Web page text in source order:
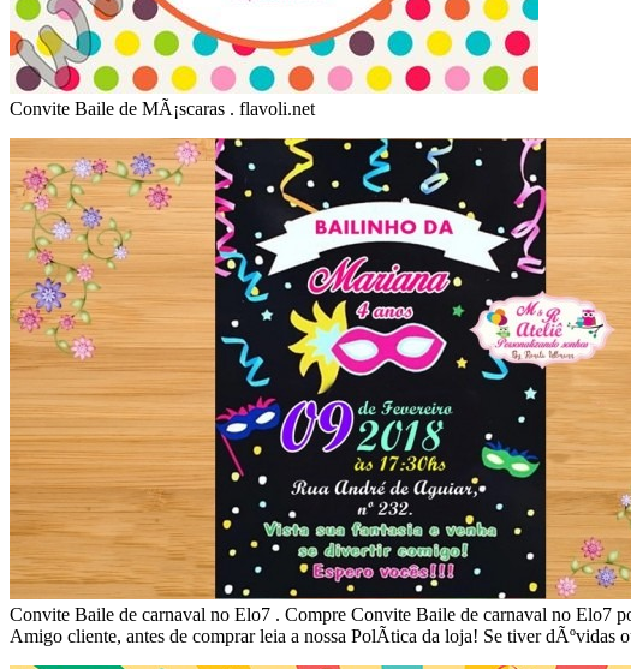
Convite Baile de MÃ¡scaras . flavoli.net
Convite Baile de carnaval no Elo7 . Compre Convite Baile de carnaval no Elo7
Amigo cliente, antes de comprar leia a nossa PolÃ­tica da loja! Se tiver